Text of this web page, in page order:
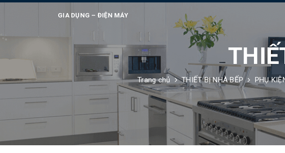
GIA DỤNG – ĐIỆN MÁY
Trang chủ THIẾT BỊ NHÀ BẾP PHỤ